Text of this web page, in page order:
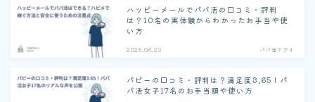
ハッピーメールでパパ活の口コミ・評判
は？10名の実体験からわかったお手当や使
い方
2025.08.23 パパ活アプリ
パピーの口コミ・評判は？満足度3.65！パ
パ活女子17名のお手当額や使い方